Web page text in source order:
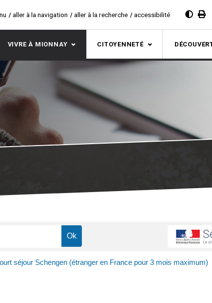
aller à la navigation aller à la recherche accessibilité
VIVRE À MIONNAY CITOYENNETÉ
séjour Schengen (étranger en France pour 3 mois maximum)